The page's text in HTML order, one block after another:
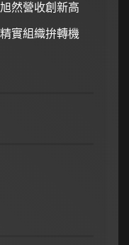
然營收創新高
實組織拚轉機